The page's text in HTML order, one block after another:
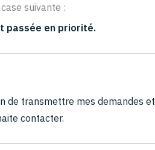
suivante :
passée en priorité.
de transmettre mes demandes et
contacter.